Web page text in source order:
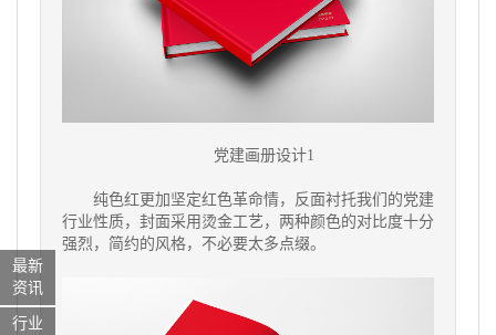
党建画册设计1
纯色红更加坚定红色革命情，反面衬托我们的党建
行业性质，封面采用烫金工艺，两种颜色的对比度十分
强烈，简约的风格，不必要太多点缀。
最新
资讯
行业